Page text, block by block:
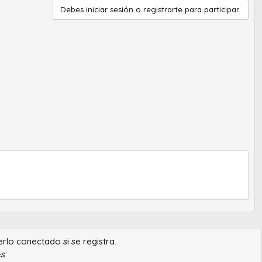
Debes iniciar sesión o registrarte para participar.
conectado si se registra.